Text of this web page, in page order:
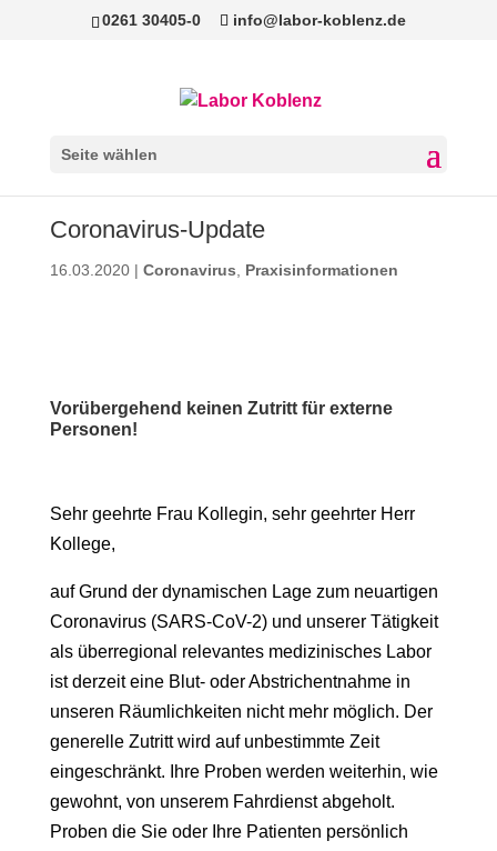
0261 30405-0 info@labor-koblenz.de
Seite wählen
Coronavirus-Update
16.03.2020| Coronavirus Praxisinformationen
Vorübergehend keinen Zutritt für externe
Personen!
Sehr geehrte Frau Kollegin, sehr geehrter Herr
Kollege,
auf Grund der dynamischen Lage zum neuartigen
Coronavirus (SARS-CoV-2) und unserer Tätigkeit
als überregional relevantes medizinisches Labor
ist derzeit eine Blut- oder Abstrichentnahme in
unseren Räumlichkeiten nicht mehr möglich. Der
generelle Zutritt wird auf unbestimmte Zeit
eingeschränkt. Ihre Proben werden weiterhin, wie
gewohnt, von unserem Fahrdienst abgeholt.
Proben die Sie oder Ihre Patienten persönlich